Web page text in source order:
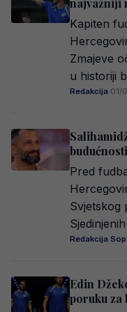
najvažniji
Kapiten
Zmajeve
u historiji
Redakcija·01/
Pred
Svjetskog
Redakcija Sop
Edin
poruku za